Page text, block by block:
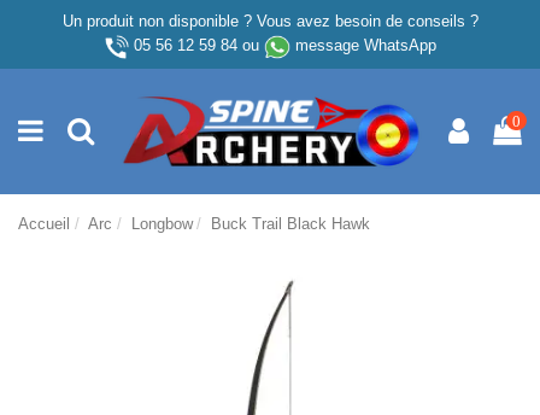
Un produit non disponible ? Vous avez besoin de conseils ?
05 56 12 59 84ou message WhatsApp
0
Accueil Arc Longbow Buck Trail Black Hawk